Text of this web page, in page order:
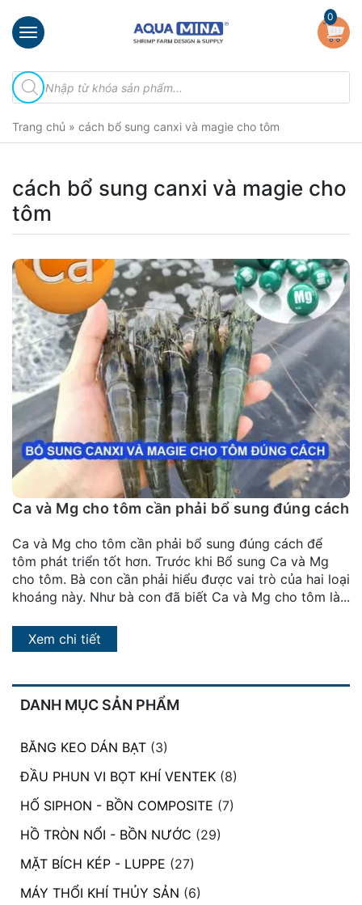
×
chủ
thiệu
phẩm
Đầu
Bọt
Khí
Ventek
Hướng
dẫn
lắp
đặt
Quy
định
Blog
chia
sẻ
hệ
0
Tìm
kiếm
sản
Trang chủ » cách bổ sung canxi và magie cho tôm
DANH MỤC SẢN PHẨM
BĂNG KEO DÁN BẠT (3)
ĐẦU PHUN VI BỌT KHÍ VENTEK (8)
HỐ SIPHON - BỒN COMPOSITE (7)
HỒ TRÒN NỔI - BỒN NƯỚC (29)
MẶT BÍCH KÉP - LUPPE (27)
MÁY THỔI KHÍ THỦY SẢN (6)
cách bổ sung canxi và magie cho
tôm
Ca và Mg cho tôm cần phải bổ sung đúng cách
Ca và Mg cho tôm cần phải bổ sung đúng cách để
tôm phát triển tốt hơn. Trước khi Bổ sung Ca và Mg
cho tôm. Bà con cần phải hiểu được vai trò của hai loại
khoáng này. Như bà con đã biết Ca và Mg cho tôm là...
Xem chi tiết